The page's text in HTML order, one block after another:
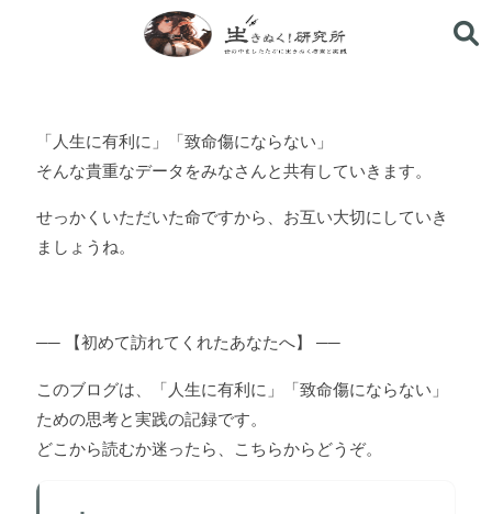
「人生に有利に」「致命傷にならない」
そんな貴重なデータをみなさんと共有していきます。
せっかくいただいた命ですから、お互い大切にしていき
ましょうね。
── 【初めて訪れてくれたあなたへ】 ──
このブログは、「人生に有利に」「致命傷にならない」
ための思考と実践の記録です。
どこから読むか迷ったら、こちらからどうぞ。